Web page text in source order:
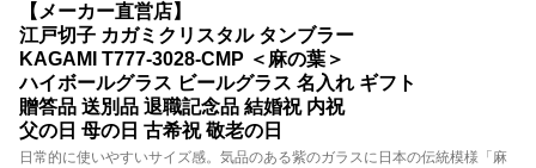
【メーカー直営店】
江戸切子 カガミクリスタル タンブラー
KAGAMI T777-3028-CMP ＜麻の葉＞
ハイボールグラス ビールグラス 名入れ ギフト
贈答品 送別品 退職記念品 結婚祝 内祝
父の日 母の日 古希祝 敬老の日
日常的に使いやすいサイズ感。気品のある紫のガラスに日本の伝統模様「麻